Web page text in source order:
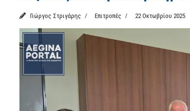
Γιώργος Στριγάρης Επιτροπές 22 Οκτωβρίου 2025